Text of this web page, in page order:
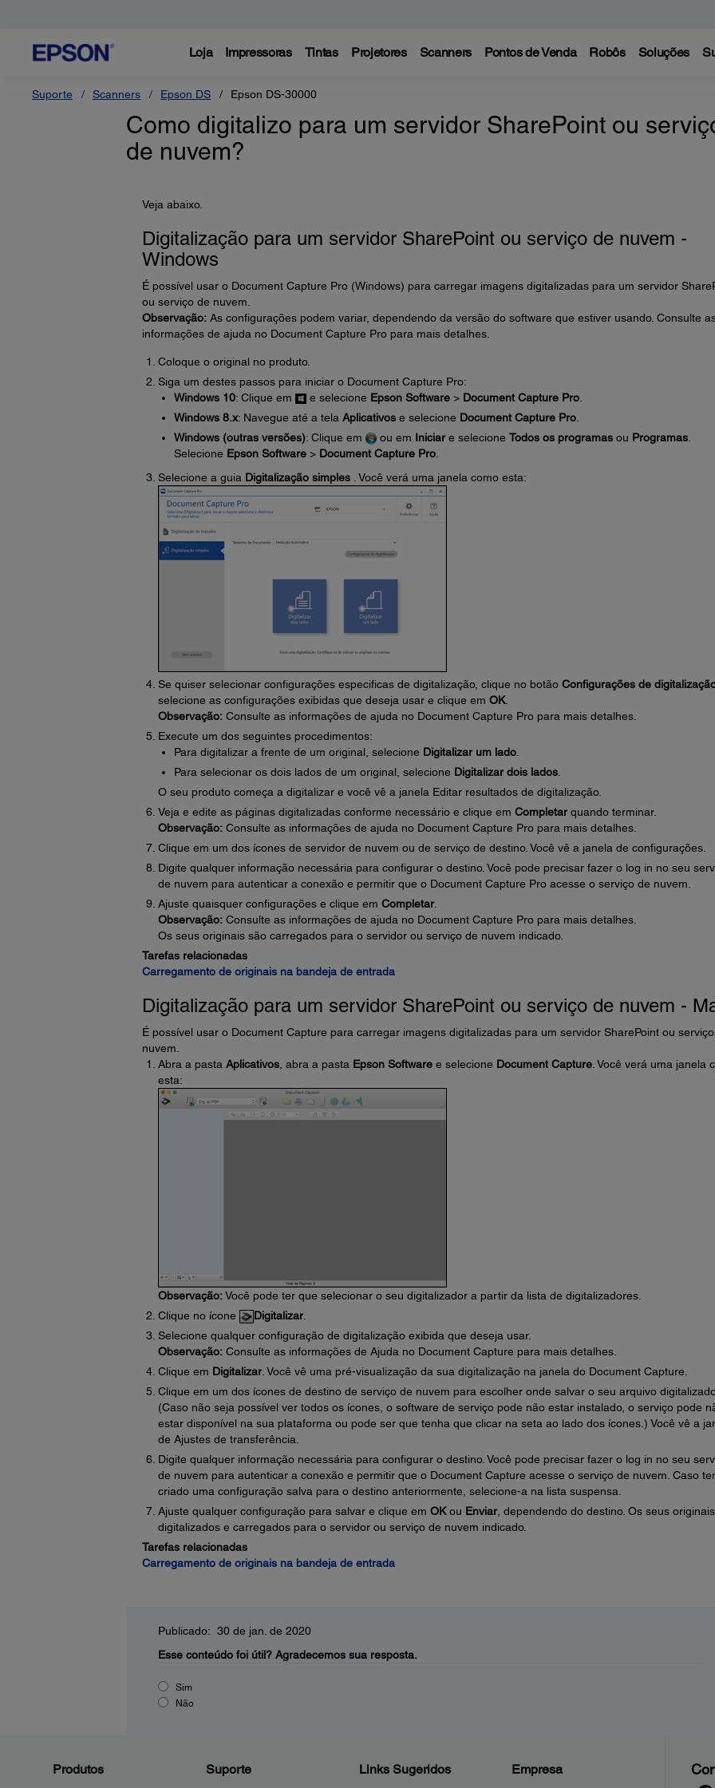
Loja Impressoras Tintas Projetores Scanners Pontos de Venda Robôs Soluções
Suporte Scanners Epson DS Epson DS-30000
Como digitalizo para um servidor SharePoint ou
de nuvem?
Veja abaixo.
Digitalização para um servidor SharePoint ou serviço de nuvem -
Windows
É possível usar o Document Capture Pro (Windows) para carregar imagens digitalizadas para um servidor
ou serviço de nuvem.
Observação:As configurações podem variar, dependendo da versão do software que estiver usando. Consulte
informações de ajuda no Document Capture Pro para mais detalhes.
Coloque o original no produto.
Siga um destes passos para iniciar o Document Capture Pro:
Windows 10: Clique em e selecione Epson Software> Document Capture Pro.
Windows 8.x: Navegue até a tela Aplicativose selecione Document Capture Pro.
Windows (outras versões): Clique em ou em Iniciare selecione Todos os programasou Programas.
Selecione Epson Software> Document Capture Pro.
Selecione a guia Digitalização simples. Você verá uma janela como esta:
Se quiser selecionar configurações especificas de digitalização, clique no botão Configurações de
selecione as configurações exibidas que deseja usar e clique em OK.
Observação:Consulte as informações de ajuda no Document Capture Pro para mais detalhes.
Execute um dos seguintes procedimentos:
Para digitalizar a frente de um original, selecione Digitalizar um lado.
Para selecionar os dois lados de um original, selecione Digitalizar dois lados.
O seu produto começa a digitalizar e você vê a janela Editar resultados de digitalização.
Veja e edite as páginas digitalizadas conforme necessário e clique em Completarquando terminar.
Observação:Consulte as informações de ajuda no Document Capture Pro para mais detalhes.
Clique em um dos ícones de servidor de nuvem ou de serviço de destino. Você vê a janela de configurações.
Digite qualquer informação necessária para configurar o destino. Você pode precisar fazer o log in no seu
de nuvem para autenticar a conexão e permitir que o Document Capture Pro acesse o serviço de nuvem.
Ajuste quaisquer configurações e clique em Completar.
Observação:Consulte as informações de ajuda no Document Capture Pro para mais detalhes.
Os seus originais são carregados para o servidor ou serviço de nuvem indicado.
Tarefas relacionadas
Carregamento de originais na bandeja de entrada
Digitalização para um servidor SharePoint ou serviço de nuvem -
É possível usar o Document Capture para carregar imagens digitalizadas para um servidor SharePoint ou
nuvem.
Abra a pasta Aplicativos, abra a pasta Epson Softwaree selecione Document Capture. Você verá uma janela
esta:
Observação:Você pode ter que selecionar o seu digitalizador a partir da lista de digitalizadores.
Clique no ícone
Digitalizar.
Selecione qualquer configuração de digitalização exibida que deseja usar.
Observação:Consulte as informações de Ajuda no Document Capture para mais detalhes.
Clique em Digitalizar. Você vê uma pré-visualização da sua digitalização na janela do Document Capture.
Clique em um dos ícones de destino de serviço de nuvem para escolher onde salvar o seu arquivo
(Caso não seja possível ver todos os ícones, o software de serviço pode não estar instalado, o serviço pode
estar disponível na sua plataforma ou pode ser que tenha que clicar na seta ao lado dos ícones.) Você vê a
de Ajustes de transferência.
Digite qualquer informação necessária para configurar o destino. Você pode precisar fazer o log in no seu
de nuvem para autenticar a conexão e permitir que o Document Capture acesse o serviço de nuvem. Caso
criado uma configuração salva para o destino anteriormente, selecione-a na lista suspensa.
Ajuste qualquer configuração para salvar e clique em OKou Enviar, dependendo do destino. Os seus
digitalizados e carregados para o servidor ou serviço de nuvem indicado.
Tarefas relacionadas
Carregamento de originais na bandeja de entrada
Publicado: 30 de jan. de 2020
Esse conteúdo foi útil? Agradecemos sua resposta.
Sim
Não
Produtos Suporte Links Sugeridos Empresa